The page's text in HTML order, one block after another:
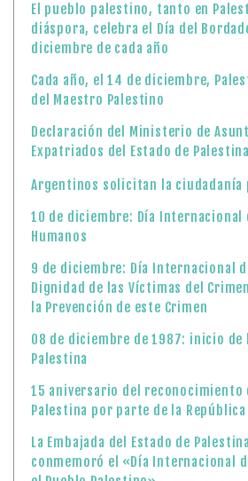
El pueblo palestino, tanto en
diáspora, celebra el Día del
diciembre de cada año
Cada año, el 14 de diciembre,
del Maestro Palestino
Declaración del Ministerio de
Expatriados del Estado de Palestina
Argentinos solicitan la ciudadanía
10 de diciembre: Día Internacional
Humanos
9 de diciembre: Día Internacional
Dignidad de las Víctimas del
la Prevención de este Crimen
08 de diciembre de 1987: inicio
Palestina
15 aniversario del reconocimiento
Palestina por parte de la
La Embajada del Estado de
conmemoró el «Día Internacional